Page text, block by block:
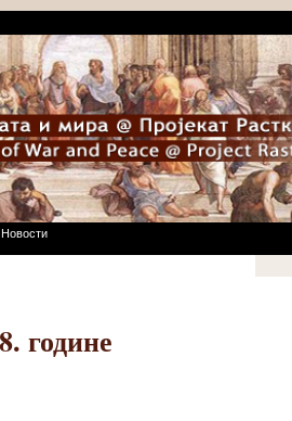
Новости
године